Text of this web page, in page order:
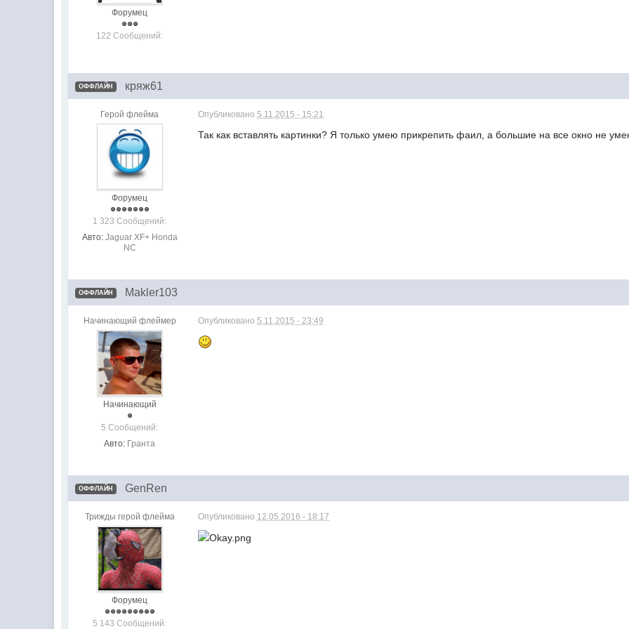
Форумец
122 Сообщений:
ОФФЛАЙН кряж61
Герой флейма
Форумец
1 323 Сообщений:
Авто: Jaguar XF+ Honda
NC
Опубликовано5.11.2015 - 15:21
Так как вставлять картинки? Я только умею прикрепить фаил, а большие на все окно не
ОФФЛАЙН Makler103
Начинающий флеймер
Начинающий
5 Сообщений:
Авто: Гранта
Опубликовано5.11.2015 - 23:49
ОФФЛАЙН GenRen
Трижды герой флейма
Форумец
5 143 Сообщений:
Опубликовано 12.05.2016 - 18:17